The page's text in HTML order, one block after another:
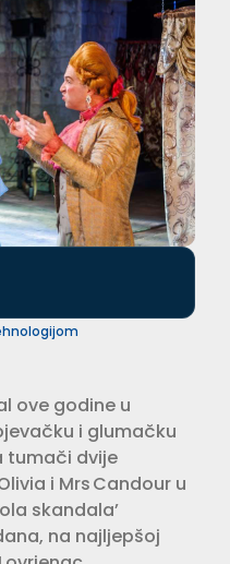
ove godine u
i glumačku
tumači dvije
i Mrs Candour u
skandala’
na najljepšoj